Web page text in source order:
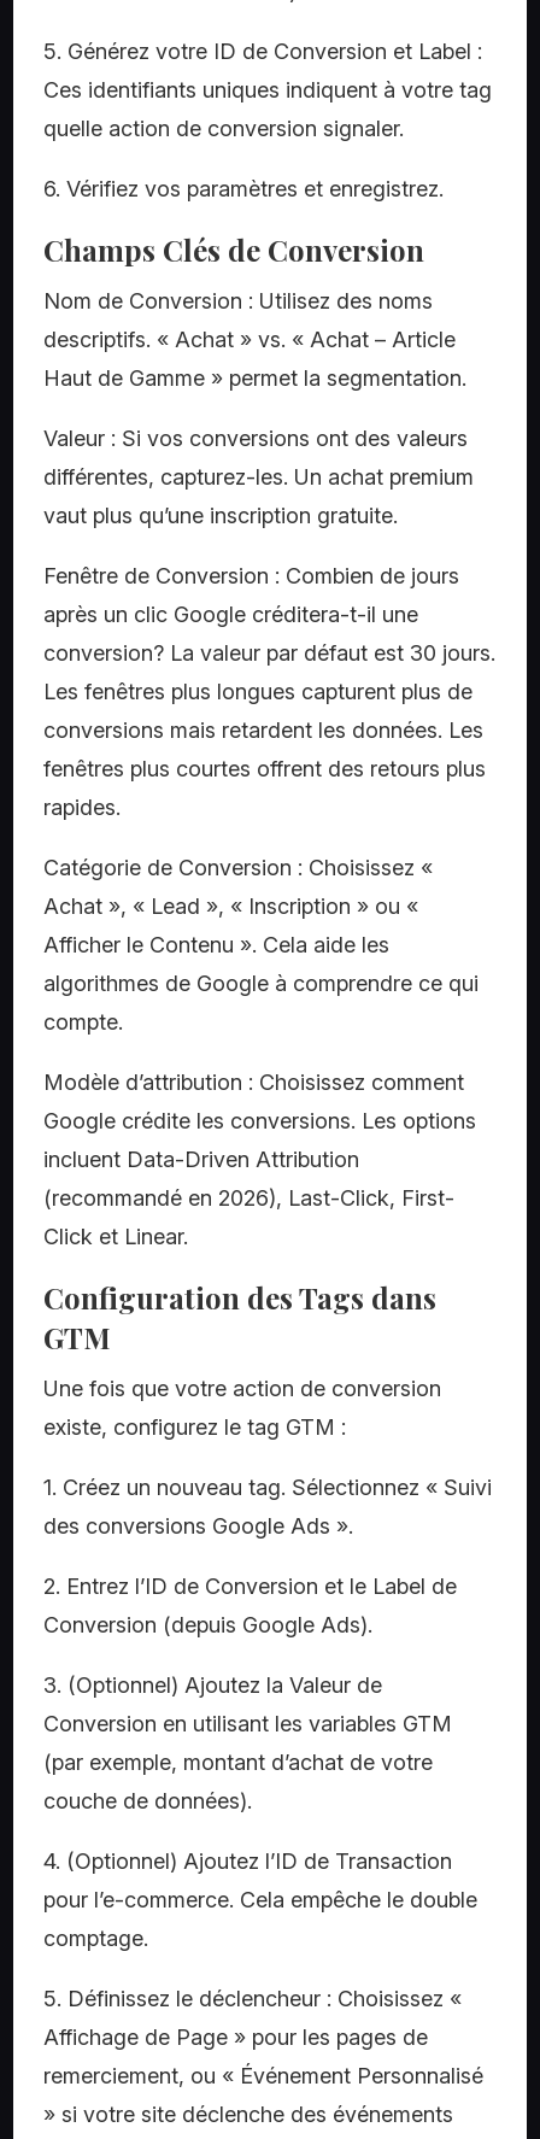
5. Générez votre ID de Conversion et Label :
Ces identifiants uniques indiquent à votre tag
quelle action de conversion signaler.
6. Vérifiez vos paramètres et enregistrez.
Champs Clés de Conversion
Nom de Conversion : Utilisez des noms
descriptifs. « Achat » vs. « Achat – Article
Haut de Gamme » permet la segmentation.
Valeur : Si vos conversions ont des valeurs
différentes, capturez-les. Un achat premium
vaut plus qu’une inscription gratuite.
Fenêtre de Conversion : Combien de jours
après un clic Google créditera-t-il une
conversion? La valeur par défaut est 30 jours.
Les fenêtres plus longues capturent plus de
conversions mais retardent les données. Les
fenêtres plus courtes offrent des retours plus
rapides.
Catégorie de Conversion : Choisissez «
Achat », « Lead », « Inscription » ou «
Afficher le Contenu ». Cela aide les
algorithmes de Google à comprendre ce qui
compte.
Modèle d’attribution : Choisissez comment
Google crédite les conversions. Les options
incluent Data-Driven Attribution
(recommandé en 2026), Last-Click, First-
Click et Linear.
Configuration des Tags dans
GTM
Une fois que votre action de conversion
existe, configurez le tag GTM :
1. Créez un nouveau tag. Sélectionnez « Suivi
des conversions Google Ads ».
2. Entrez l’ID de Conversion et le Label de
Conversion (depuis Google Ads).
3. (Optionnel) Ajoutez la Valeur de
Conversion en utilisant les variables GTM
(par exemple, montant d’achat de votre
couche de données).
4. (Optionnel) Ajoutez l’ID de Transaction
pour l’e-commerce. Cela empêche le double
comptage.
5. Définissez le déclencheur : Choisissez «
Affichage de Page » pour les pages de
remerciement, ou « Événement Personnalisé
» si votre site déclenche des événements